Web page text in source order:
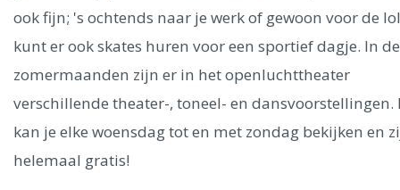
Singapore
Rome Berlijn Mechelen Venetië
Florence
Dublin
Hong Kong Budapest
Alles bekijken
ook fijn; 's ochtends naar je werk of gewoon voor de
kunt er ook skates huren voor een sportief dagje. In de
zomermaanden zijn er in het openluchttheater
verschillende theater-, toneel- en dansvoorstellingen.
kan je elke woensdag tot en met zondag bekijken en
helemaal gratis!